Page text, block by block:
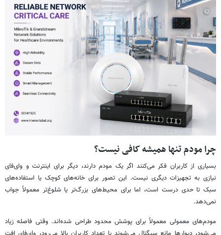
چرا مودم تنها همیشه کافی نیست؟
بسیاری از کاربران فکر می‌کنند اگر یک مودم دارند، دیگر برای اینترنت و وای‌فای
نیازی به تجهیزات دیگری نیست. این تصور برای خانه‌های کوچک یا استفاده‌های
سبک تا حدی درست است، اما برای محیط‌های بزرگ‌تر یا شلوغ‌تر معمولاً جواب
نمی‌دهد.
مودم‌های معمولی معمولاً برای پوشش محدود طراحی شده‌اند. وقتی فاصله زیاد